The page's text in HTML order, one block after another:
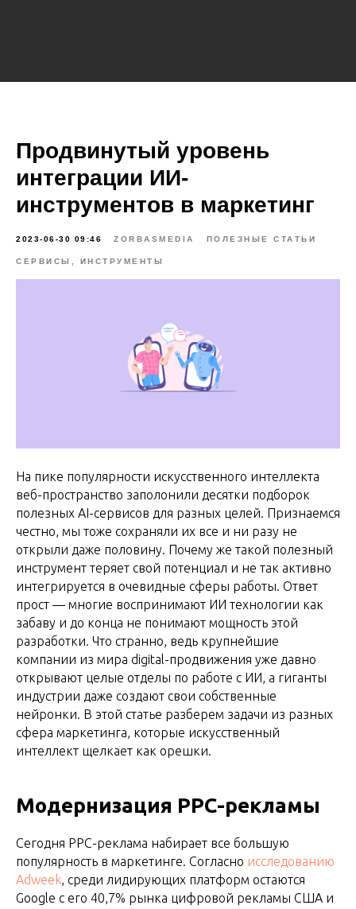
Продвинутый уровень
интеграции ИИ-
инструментов в маркетинг
2023-06-30 09:46 ZORBASMEDIA ПОЛЕЗНЫЕ СТАТЬИ
СЕРВИСЫ, ИНСТРУМЕНТЫ
На пике популярности искусственного интеллекта
веб-пространство заполонили десятки подборок
полезных AI-сервисов для разных целей. Признаемся
честно, мы тоже сохраняли их все и ни разу не
открыли даже половину. Почему же такой полезный
инструмент теряет свой потенциал и не так активно
интегрируется в очевидные сферы работы. Ответ
прост — многие воспринимают ИИ технологии как
забаву и до конца не понимают мощность этой
разработки. Что странно, ведь крупнейшие
компании из мира digital-продвижения уже давно
открывают целые отделы по работе с ИИ, а гиганты
индустрии даже создают свои собственные
нейронки. В этой статье разберем задачи из разных
сфера маркетинга, которые искусственный
интеллект щелкает как орешки.
Модернизация PPC-рекламы
Сегодня PPC-реклама набирает все большую
популярность в маркетинге. Согласно исследованию
Adweek, среди лидирующих платформ остаются
Google с его 40,7% рынка цифровой рекламы США и